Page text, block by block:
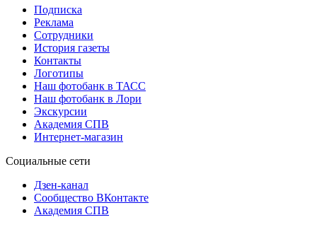
Подписка
Реклама
Сотрудники
История газеты
Контакты
Логотипы
Наш фотобанк в ТАСС
Наш фотобанк в Лори
Экскурсии
Академия СПВ
Интернет-магазин
Социальные сети
Дзен-канал
Сообщество ВКонтакте
Академия СПВ